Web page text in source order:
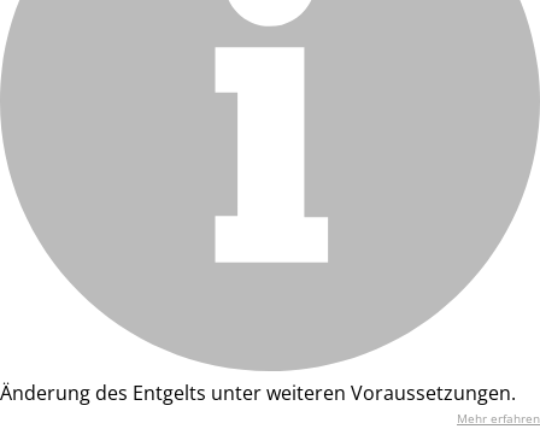
Änderung des Entgelts unter weiteren Voraussetzungen.
Mehr erfahren